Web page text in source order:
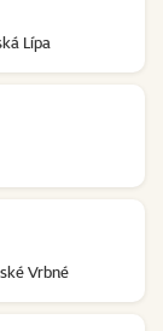
Lípa
Vrbné